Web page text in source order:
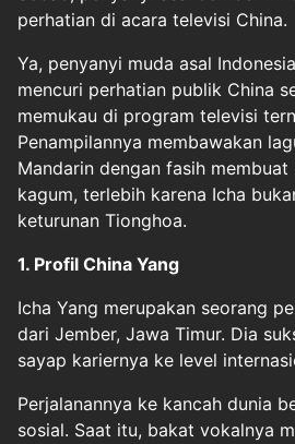
perhatian di acara televisi China.
Ya, penyanyi muda asal
mencuri perhatian publik China
memukau di program televisi
Penampilannya membawakan
Mandarin dengan fasih
kagum, terlebih karena Icha
keturunan Tionghoa.
1. Profil China Yang
Icha Yang merupakan seorang
dari Jember, Jawa Timur. Dia
sayap kariernya ke level
Perjalanannya ke kancah dunia
sosial. Saat itu, bakat vokalnya